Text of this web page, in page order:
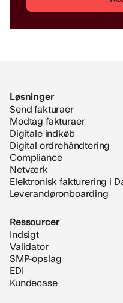
Løsninger
Send fakturaer
Modtag fakturaer
Digitale indkøb
Digital ordrehåndtering
Compliance
Netværk
Elektronisk fakturering i
Leverandøronboarding
Ressourcer
Indsigt
Validator
SMP-opslag
EDI
Kundecase